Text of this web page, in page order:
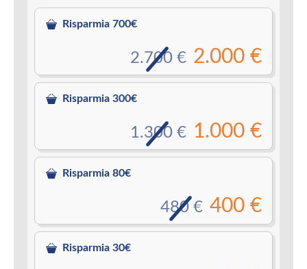
Risparmia 700€
2.000 €
2.700 €
Risparmia 300€
1.000 €
1.300 €
Risparmia 80€
400 €
480 €
Risparmia 30€